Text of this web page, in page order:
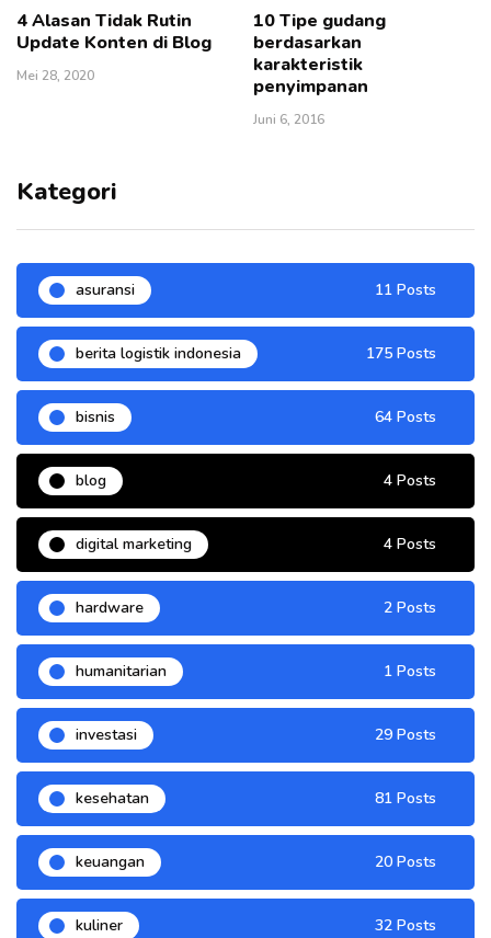
4 Alasan Tidak Rutin
Update Konten di Blog
Mei 28, 2020
10 Tipe gudang
berdasarkan
karakteristik
penyimpanan
Juni 6, 2016
Kategori
asuransi 11 Posts
berita logistik indonesia 175 Posts
bisnis 64 Posts
blog 4 Posts
digital marketing 4 Posts
hardware 2 Posts
humanitarian 1 Posts
investasi 29 Posts
kesehatan 81 Posts
keuangan 20 Posts
kuliner 32 Posts